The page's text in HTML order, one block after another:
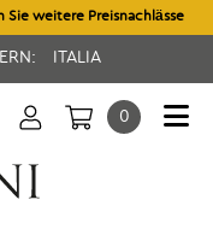
weitere Preisnachlässe
ITALIA
0